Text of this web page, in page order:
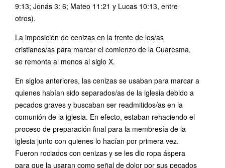
9:13; Jonás 3: 6; Mateo 11:21 y Lucas 10:13, entre
otros).
La imposición de cenizas en la frente de los/as
cristianos/as para marcar el comienzo de la Cuaresma,
se remonta al menos al siglo X.
En siglos anteriores, las cenizas se usaban para marcar a
quienes habían sido separados/as de la iglesia debido a
pecados graves y buscaban ser readmitidos/as en la
comunión de la iglesia. En efecto, estaban rehaciendo el
proceso de preparación final para la membresía de la
iglesia junto con quienes lo hacían por primera vez.
Fueron rociados con cenizas y se les dio ropa áspera
para que la usaran como señal de dolor por sus pecados